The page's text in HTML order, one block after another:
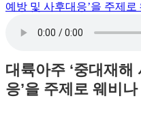
예방 및 사후대응’을 주제로
대륙아주 ‘중대재해
응’을 주제로 웨비나